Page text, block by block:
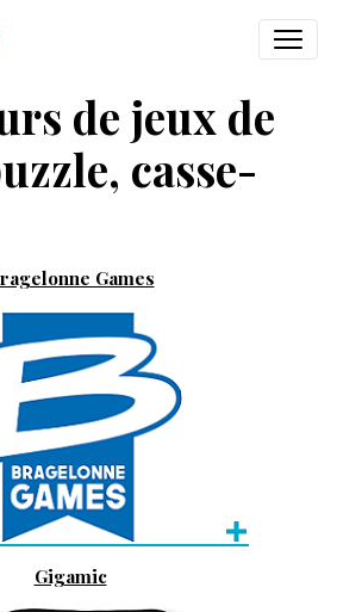
de jeux de
casse-
Games
Gigamic